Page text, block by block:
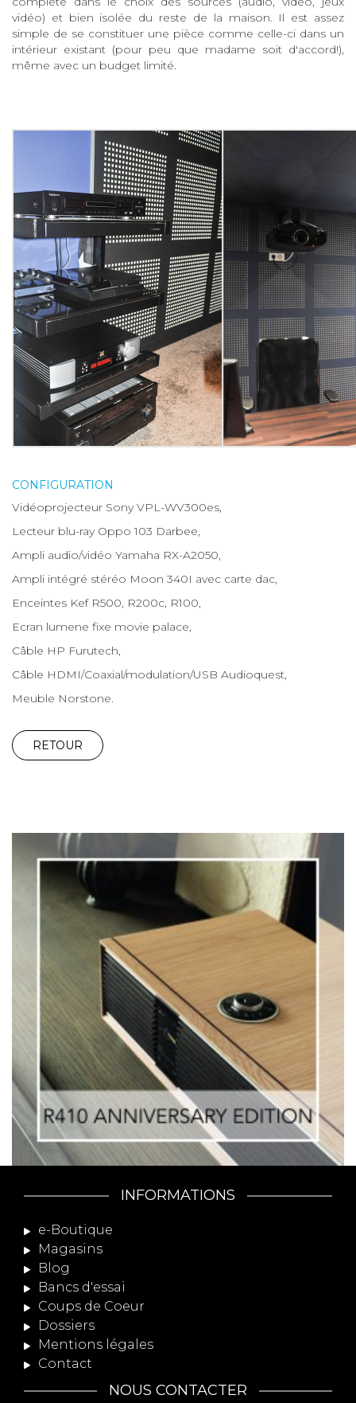
vidéo) et bien isolée du reste de la maison. Il est assez
simple de se constituer une pièce comme celle-ci dans un
intérieur existant (pour peu que madame soit d'accord!),
même avec un budget limité.
CONFIGURATION
Vidéoprojecteur Sony VPL-WV300es,
Lecteur blu-ray Oppo 103 Darbee,
Ampli audio/vidéo Yamaha RX-A2050,
Ampli intégré stéréo Moon 340I avec carte dac,
Enceintes Kef R500, R200c, R100,
Ecran lumene fixe movie palace,
Câble HP Furutech,
Câble HDMI/Coaxial/modulation/USB Audioquest,
Meuble Norstone.
RETOUR
INFORMATIONS
e-Boutique
Magasins
Blog
Bancs d'essai
Coups de Coeur
Dossiers
Mentions légales
Contact
NOUS CONTACTER